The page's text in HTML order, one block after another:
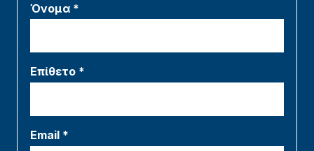
Όνομα *
Επίθετο *
Email *